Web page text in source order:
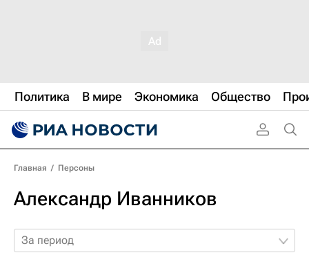
Политика В мире Экономика Общество
Главная / Персоны
Александр Иванников
За период